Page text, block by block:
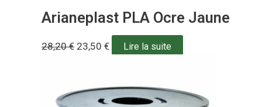
Arianeplast PLA Ocre Jaune
28,20€ 23,50 € Lire la suite